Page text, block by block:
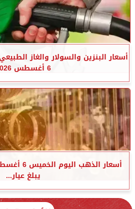
أسعار البنزين والسولار والغاز
6 أغسطس 2026
يبلغ عيار...